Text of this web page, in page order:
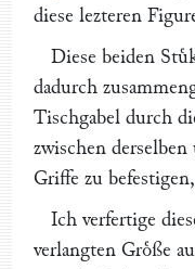
diese lezteren
Diese beiden
dadurch
Tischgabel durch
zwischen
Griffe zu
Ich verfertige
verlangten Groͤße